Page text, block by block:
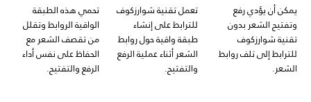
يمكن أن يؤدي رفع
وتفتيح الشعر بدون
تقنية شوارزكوف
للترابط إلى تلف روابط
الشعر.
تعمل تقنية شوارزكوف
للترابط على إنشاء
طبقة واقية حول روابط
الشعر أثناء عملية الرفع
والتفتيح.
تحمي هذه الطبقة
الواقية الروابط وتقلل
من تقصف الشعر مع
الحفاظ على نفس أداء
الرفع والتفتيح.